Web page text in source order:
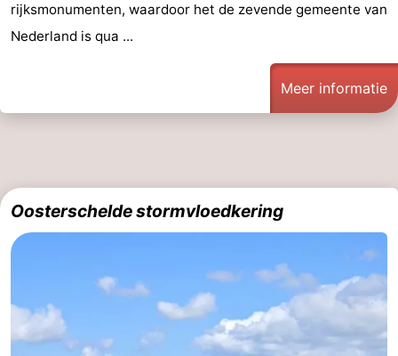
rijksmonumenten, waardoor het de zevende gemeente van
Nederland is qua ...
Meer informatie
Oosterschelde stormvloedkering